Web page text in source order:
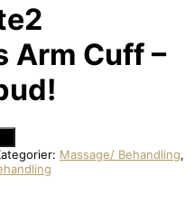
Arm Cuff –
Massage/ Behandling,